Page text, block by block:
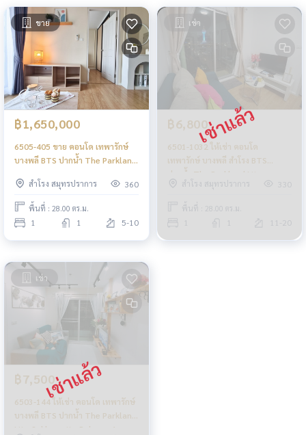
ขาย
฿1,650,000
6505-405 ขาย คอนโด เทพารักษ์
บางพลี BTS ปากน้ำ The Parkland
นอนสำโรง สมุทรปราการ 360
พื้นที่ : 28.00 ตร.ม.
1 1 5-10
เช่า
฿6,800
6501-1032 ให้เช่า คอนโด
เทพารักษ์ บางพลี สำโรง BTS
ปากน้ำ The Parkland Lite
Sukhumvit - Paknam 1นอน
สำโรง สมุทรปราการ 330
พื้นที่ : 28.00 ตร.ม.
11-20
เช่า
฿7,500
6503-144 ให้เช่า คอนโด เทพารักษ์
บางพลี BTS ปากน้ำ The Parkland
Lite Sukhumvit - Paknam 1นอน